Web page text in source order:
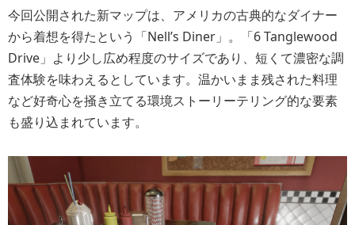
今回公開された新マップは、アメリカの古典的なダイナー
から着想を得たという「Nell’s Diner」。「6 Tanglewood
Drive」より少し広め程度のサイズであり、短くて濃密な調
査体験を味わえるとしています。温かいまま残された料理
など好奇心を掻き立てる環境ストーリーテリング的な要素
も盛り込まれています。